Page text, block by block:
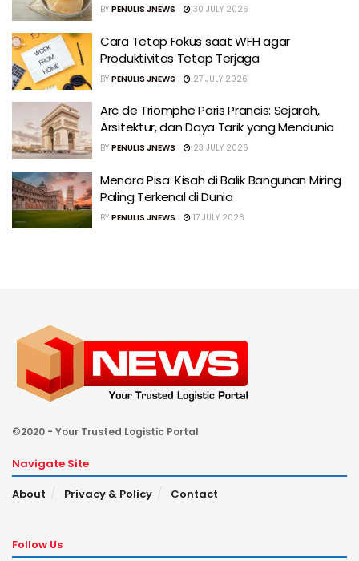
BY PENULIS JNEWS 30 JULY 2026
Cara Tetap Fokus saat WFH agar
Produktivitas Tetap Terjaga
BY PENULIS JNEWS 27 JULY 2026
Arc de Triomphe Paris Prancis: Sejarah,
Arsitektur, dan Daya Tarik yang Mendunia
BY PENULIS JNEWS 23 JULY 2026
Menara Pisa: Kisah di Balik Bangunan Miring
Paling Terkenal di Dunia
BY PENULIS JNEWS 17 JULY 2026
©2020 - Your Trusted Logistic Portal
Navigate Site
About
Privacy & Policy Contact
Follow Us